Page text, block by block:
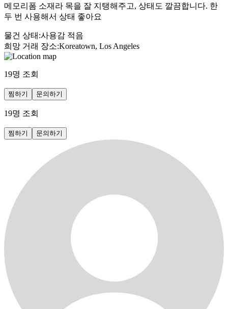
메모리폼 소재라 목을 잘 지탱해주고, 상태도 깔끔합니다. 한
두 번 사용해서 상태 좋아요
물건 상태 :사용감 적음
희망 거래 장소:Koreatown, Los Angeles
19명 조회
찜하기 문의하기
19명 조회
찜하기 문의하기